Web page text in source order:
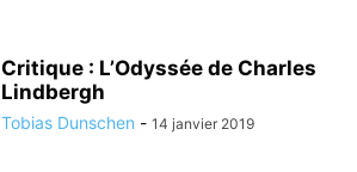
Critique : L’Odyssée de Charles
Lindbergh
Tobias Dunschen - 14 janvier 2019